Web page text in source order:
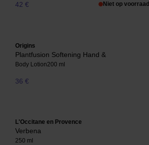
42 € Niet op voorraad
Origins
Plantfusion Softening Hand &
Body Lotion200 ml
36 €
L'Occitane en Provence
Verbena
250 ml